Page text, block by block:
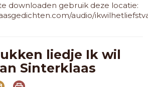
downloaden gebruik deze locatie:
audio/
liedje Ik wil
Sinterklaas